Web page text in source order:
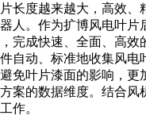
度越来越大，高效、
。作为扩博风电叶片
完成快速、全面、高
自动、标准地收集风
免叶片漆面的影响，
案的数据维度。结合
作。